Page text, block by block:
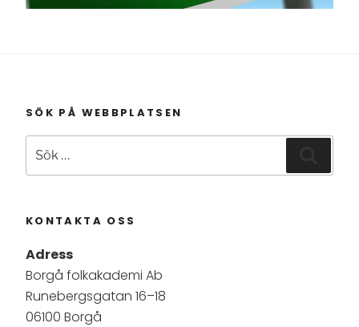
SÖK PÅ WEBBPLATSEN
efter:
KONTAKTA OSS
Adress
Borgå folkakademi Ab
Runebergsgatan 16–18
06100 Borgå